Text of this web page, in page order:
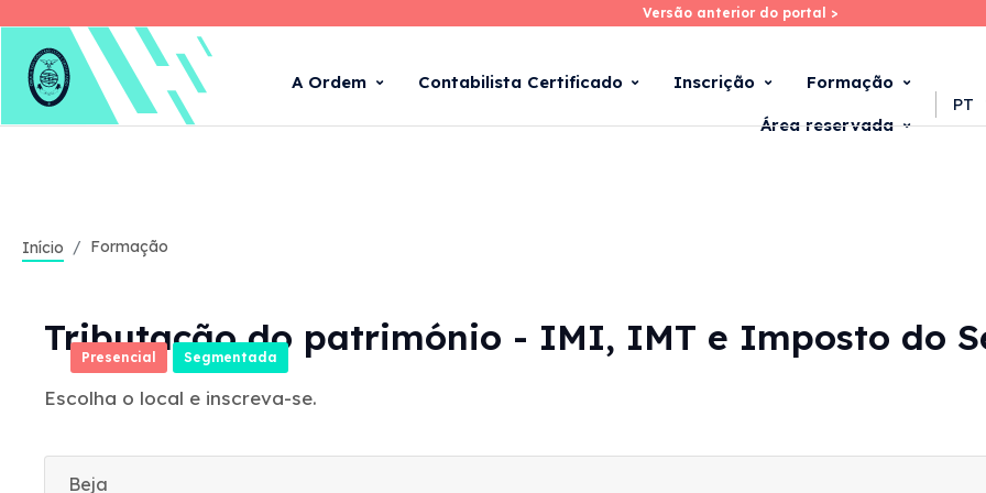
Skip
main
Versão anterior do portal >
Versão anterior do portal >
A Ordem Contabilista Certificado Inscrição Formação
Área reservada
PT
Início Formação
Presencial Segmentada
Tributação do património - IMI, IMT e Imposto do
Escolha o local e inscreva-se.
Beja